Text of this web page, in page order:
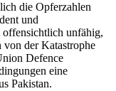
die Opferzahlen
und
offensichtlich unfähig,
der Katastrophe
Defence
eine
Pakistan.